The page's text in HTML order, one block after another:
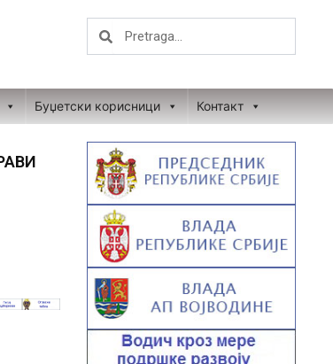
Search
Буџетски корисници Контакт